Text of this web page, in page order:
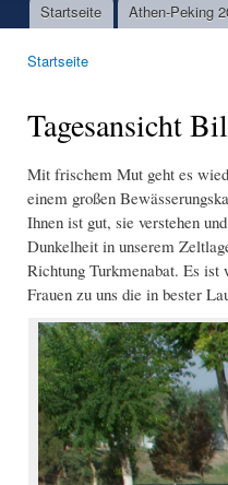
Hauptmenü
Startseite Athen-Peking
Startseite
Tagesansicht
Mit frischem Mut geht es
einem großen
Ihnen ist gut, sie verstehen
Dunkelheit in unserem
Richtung Turkmenabat. Es
Frauen zu uns die in bester